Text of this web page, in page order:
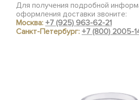
Для получения подробной
оформления доставки звоните:
Москва:+7 (925) 963-62-21
Санкт-Петербург:+7 (800) 2005-